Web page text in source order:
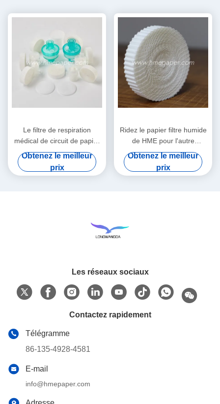
Le filtre de respiration
médical de circuit de papier
filtre de HMEF HME a ridé le
Obtenez le meilleur
prix
Ridez le papier filtre humide
de HME pour l'autre
Comsumables médical
Obtenez le meilleur
prix
Les réseaux sociaux
Contactez rapidement
Télégramme
86-135-4928-4581
E-mail
info@hmepaper.com